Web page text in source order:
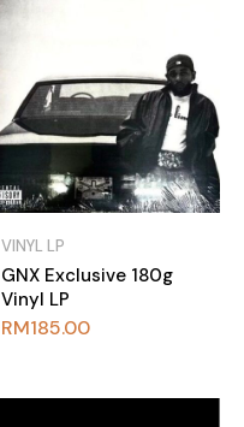
VINYL LP
GNX Exclusive 180g
Vinyl LP
RM185.00